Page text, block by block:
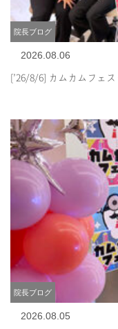
院長ブログ
2026.08.06
[’26/8/6] カムカムフェ
院長ブログ
2026.08.05